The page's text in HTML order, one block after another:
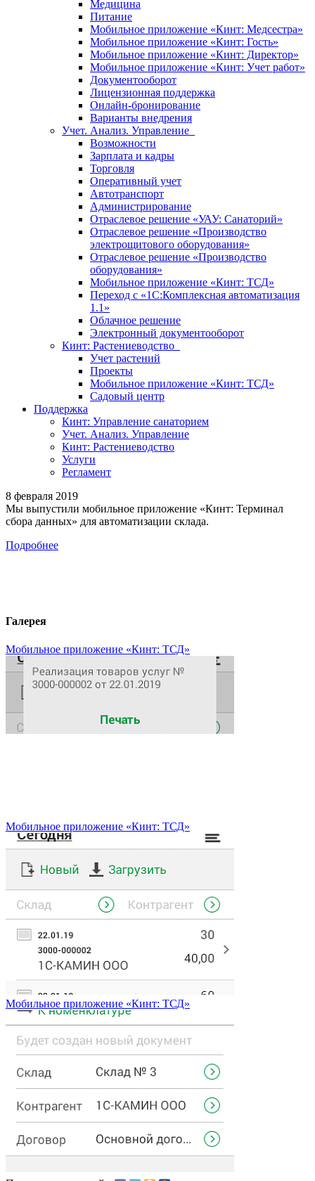
Медицина
Питание
Мобильное приложение «Кинт: Медсестра»
Мобильное приложение «Кинт: Гость»
Мобильное приложение «Кинт: Директор»
Мобильное приложение «Кинт: Учет работ»
Документооборот
Лицензионная поддержка
Онлайн-бронирование
Варианты внедрения
Учет. Анализ. Управление
Возможности
Зарплата и кадры
Торговля
Оперативный учет
Автотранспорт
Администрирование
Отраслевое решение «УАУ: Санаторий»
Отраслевое решение «Производство
электрощитового оборудования»
Отраслевое решение «Производство
оборудования»
Мобильное приложение «Кинт: ТСД»
Переход с «1С:Комплексная автоматизация
1.1»
Облачное решение
Электронный документооборот
Кинт: Растениеводство
Учет растений
Проекты
Мобильное приложение «Кинт: ТСД»
Садовый центр
Поддержка
Кинт: Управление санаторием
Учет. Анализ. Управление
Кинт: Растениеводство
Услуги
Регламент
8 февраля 2019
Мы выпустили мобильное приложение «Кинт: Терминал
сбора данных» для автоматизации склада.
Подробнее
Галерея
Мобильное приложение «Кинт: ТСД»
Мобильное приложение «Кинт: ТСД»
Мобильное приложение «Кинт: ТСД»